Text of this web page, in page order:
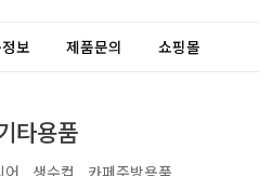
보 제품문의 쇼핑몰
타용품